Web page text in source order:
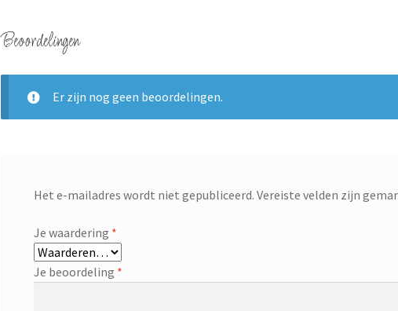
Beoordelingen
Er zijn nog geen beoordelingen.
Het e-mailadres wordt niet gepubliceerd. Vereiste velden zijn
Je waardering *
Je beoordeling *